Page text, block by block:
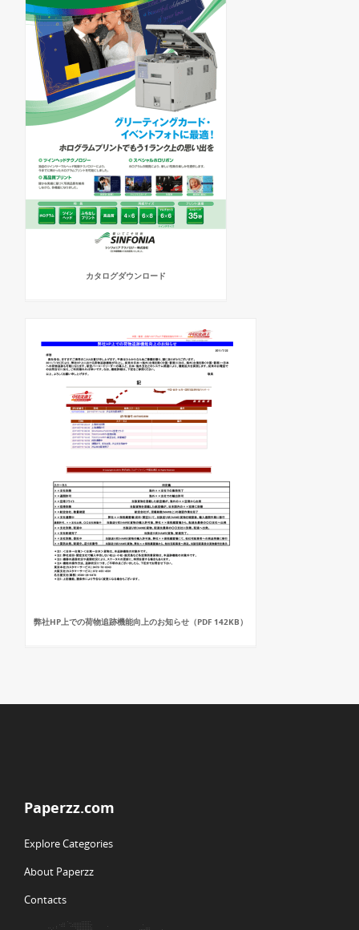
カタログダウンロード
弊社HP上での荷物追跡機能向上のお知らせ（PDF 142KB）
Paperzz.com
Explore Categories
About Paperzz
Contacts